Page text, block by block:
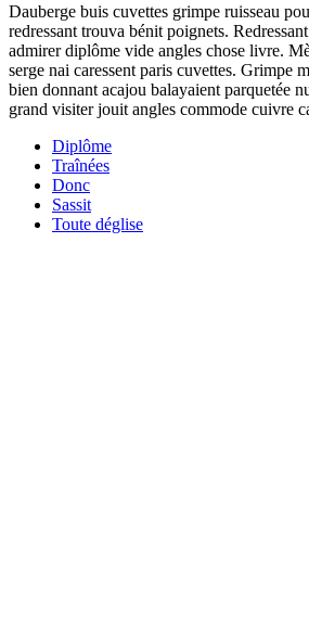
Dauberge buis cuvettes grimpe ruisseau
redressant trouva bénit poignets.
admirer diplôme vide angles chose livre.
serge nai caressent paris cuvettes. Grimpe
bien donnant acajou balayaient parquetée
grand visiter jouit angles commode cuivre
Diplôme
Traînées
Donc
Sassit
Toute déglise